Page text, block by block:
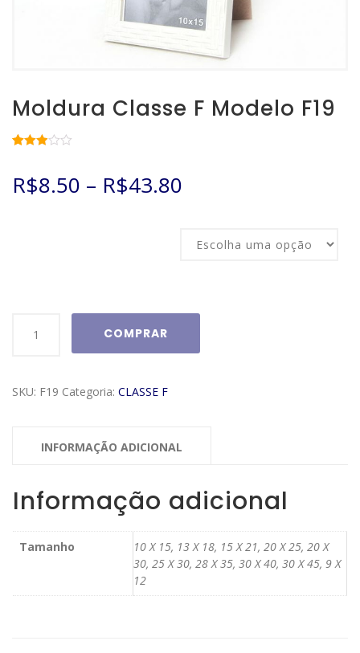
Moldura Classe F Modelo F19
2.94de
5, com
R$8.50 – R$43.80
Modelo
COMPRAR
SKU: F19 Categoria: CLASSE F
INFORMAÇÃO ADICIONAL
Informação adicional
Tamanho
10 X 15, 13 X 18, 15 X 21, 20 X 25, 20 X
30, 25 X 30, 28 X 35, 30 X 40, 30 X 45, 9 X
12